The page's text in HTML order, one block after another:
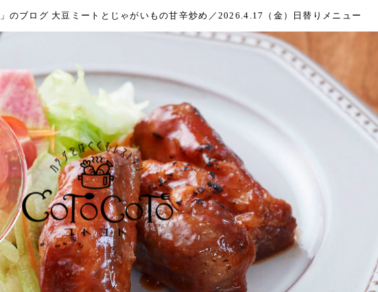
のブログ 大豆ミートとじゃがいもの甘辛炒め／2026.4.17（金）日替りメニュー